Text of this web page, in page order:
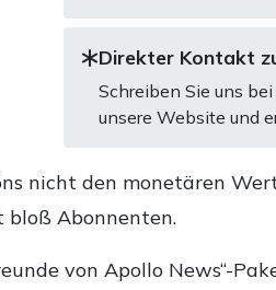
Direkter Kontakt
Schreiben Sie uns
unsere Website und
nicht den monetären
Abonnenten.
von Apollo News“-